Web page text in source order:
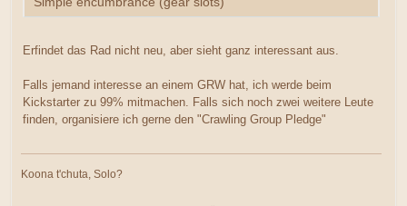
Erfindet das Rad nicht neu, aber sieht ganz interessant aus.
Falls jemand interesse an einem GRW hat, ich werde beim
Kickstarter zu 99% mitmachen. Falls sich noch zwei weitere Leute
finden, organisiere ich gerne den "Crawling Group Pledge"
Koona t'chuta, Solo?